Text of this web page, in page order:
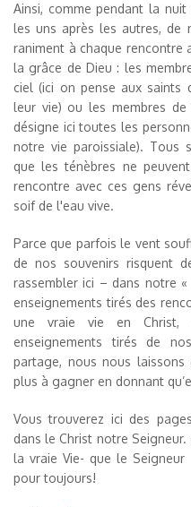
Ainsi, comme pendant la
les uns après les autres, de
raniment à chaque rencontre
la grâce de Dieu : les
ciel (ici on pense aux saints
leur vie) ou les membres
désigne ici toutes les
notre vie paroissiale). Tous
que les ténèbres ne
rencontre avec ces gens
soif de l'eau vive.
Parce que parfois le vent
de nos souvenirs risquent
rassembler ici – dans notre
enseignements tirés des
une vraie vie en Christ,
enseignements tirés de
partage, nous nous
plus à gagner en donnant
Vous trouverez ici des
dans le Christ notre
la vraie Vie- que le
pour toujours!